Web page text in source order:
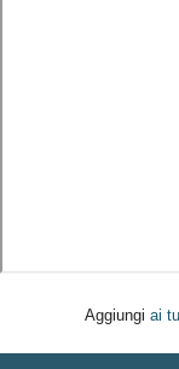
Aggiungi ai